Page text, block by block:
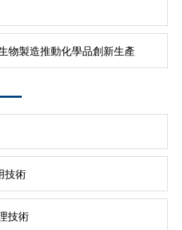
物製造推動化學品創新生產
技術
技術